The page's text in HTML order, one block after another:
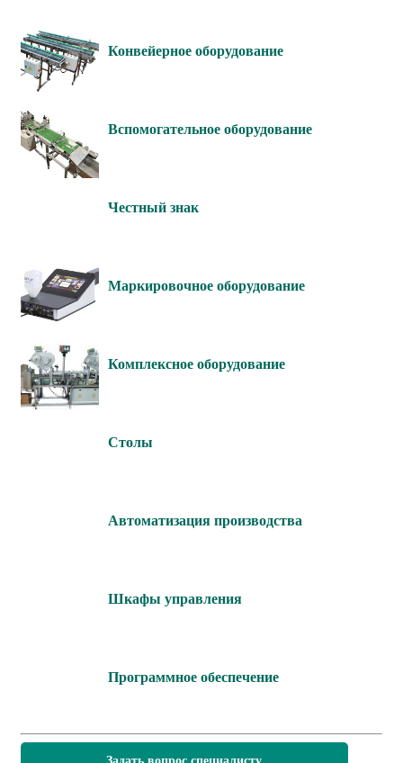
Конвейерное оборудование
Вспомогательное оборудование
Честный знак
Маркировочное оборудование
Комплексное оборудование
Столы
Автоматизация производства
Шкафы управления
Программное обеспечение